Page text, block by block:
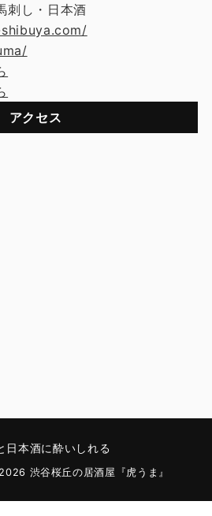
刺し・日本酒
アクセス
日本酒に酔いしれる
渋谷桜丘の居酒屋『虎うま』